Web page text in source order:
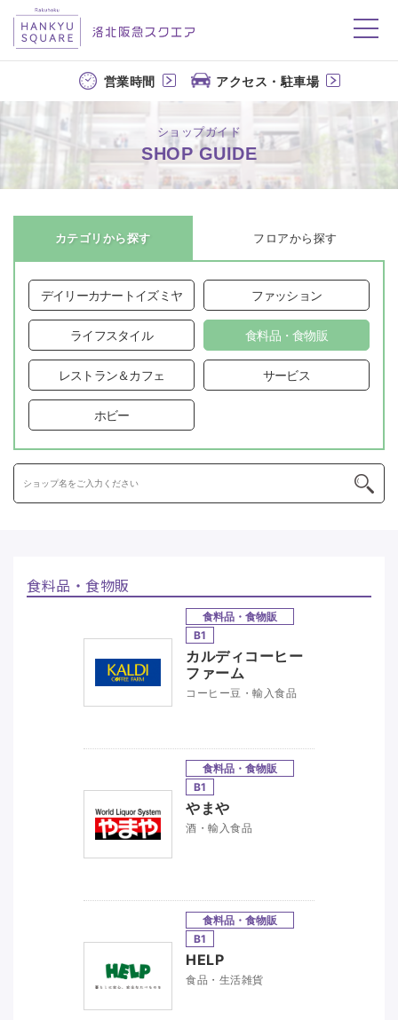
洛北阪急スクエア
営業時間 アクセス・駐車場
ショップガイド
SHOP GUIDE
カテゴリから探す フロアから探す
デイリーカナートイズミヤ ファッション
ライフスタイル 食料品・食物販
レストラン＆カフェ サービス
ホビー
食料品・食物販
食料品・食物販
B1
カルディコーヒー
ファーム
コーヒー豆・輸入食品
食料品・食物販
B1
やまや
酒・輸入食品
食料品・食物販
B1
HELP
食品・生活雑貨